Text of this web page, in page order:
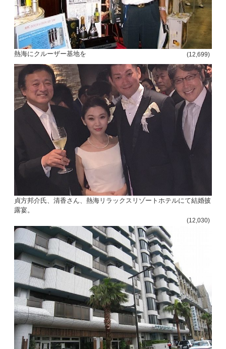
熱海にクルーザー基地を (12,699)
貞方邦介氏、清香さん、熱海リラックスリゾートホテルにて結婚披
露宴。
(12,030)